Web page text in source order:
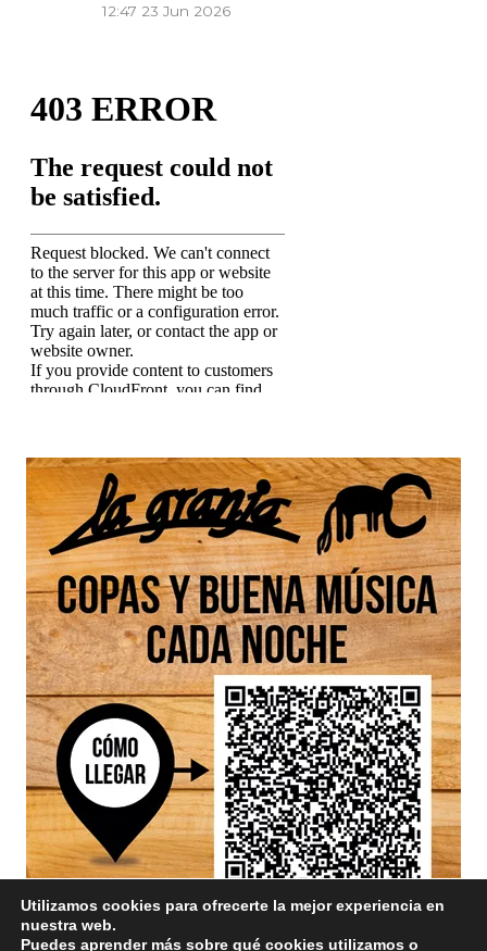
12:47 23 Jun 2026
Utilizamos cookies para ofrecerte la mejor experiencia en
nuestra web.
Puedes aprender más sobre qué cookies utilizamos o